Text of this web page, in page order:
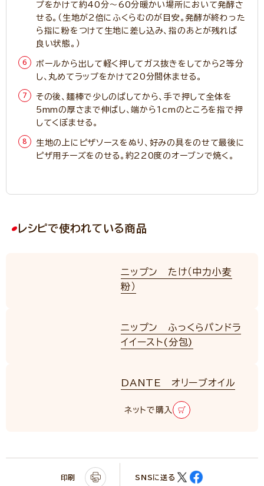
プをかけて約40分～60分暖かい場所において発酵さ
せる。（生地が2倍にふくらむのが目安。発酵が終わった
ら指に粉をつけて生地に差し込み、指のあとが残れば
良い状態。）
ボールから出して軽く押してガス抜きをしてから2等分
し、丸めてラップをかけて20分間休ませる。
その後、麺棒で少しのばしてから、手で押して全体を
5mmの厚さまで伸ばし、端から1cmのところを指で押
してくぼませる。
生地の上にピザソースをぬり、好みの具をのせて最後に
ピザ用チーズをのせる。約220度のオーブンで焼く。
レシピで使われている商品
ニップン たけ（中力小麦
粉）
ニップン ふっくらパンドラ
イイースト(分包)
DANTE オリーブオイル
ネットで購入
印刷 SNSに送る